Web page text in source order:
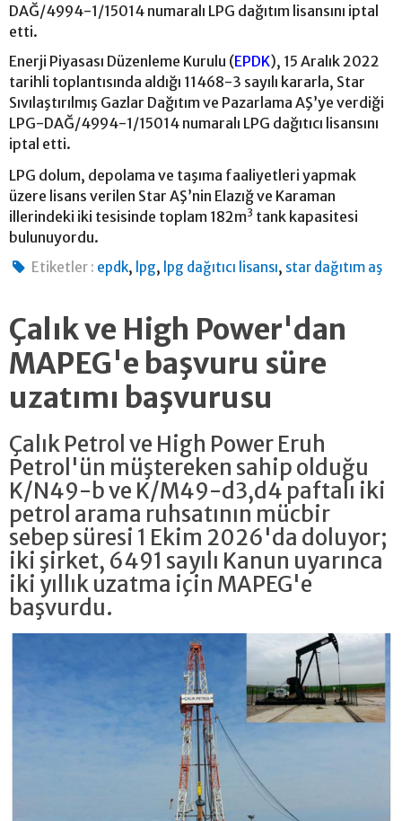
DAĞ/4994-1/15014 numaralı LPG dağıtım lisansını iptal
etti.
Enerji Piyasası Düzenleme Kurulu (EPDK), 15 Aralık 2022
tarihli toplantısında aldığı 11468-3 sayılı kararla, Star
Sıvılaştırılmış Gazlar Dağıtım ve Pazarlama AŞ’ye verdiği
LPG-DAĞ/4994-1/15014 numaralı LPG dağıtıcı lisansını
iptal etti.
LPG dolum, depolama ve taşıma faaliyetleri yapmak
üzere lisans verilen Star AŞ’nin Elazığ ve Karaman
illerindeki iki tesisinde toplam 182m3 tank kapasitesi
bulunuyordu.
Etiketler : epdk, lpg, lpg dağıtıcı lisansı, star dağıtım aş
Çalık ve High Power'dan
MAPEG'e başvuru süre
uzatımı başvurusu
Çalık Petrol ve High Power Eruh
Petrol'ün müştereken sahip olduğu
K/N49-b ve K/M49-d3,d4 paftalı iki
petrol arama ruhsatının mücbir
sebep süresi 1 Ekim 2026'da doluyor;
iki şirket, 6491 sayılı Kanun uyarınca
iki yıllık uzatma için MAPEG'e
başvurdu.